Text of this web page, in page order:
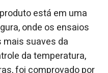
está em uma
onde os ensaios
suaves da
da temperatura,